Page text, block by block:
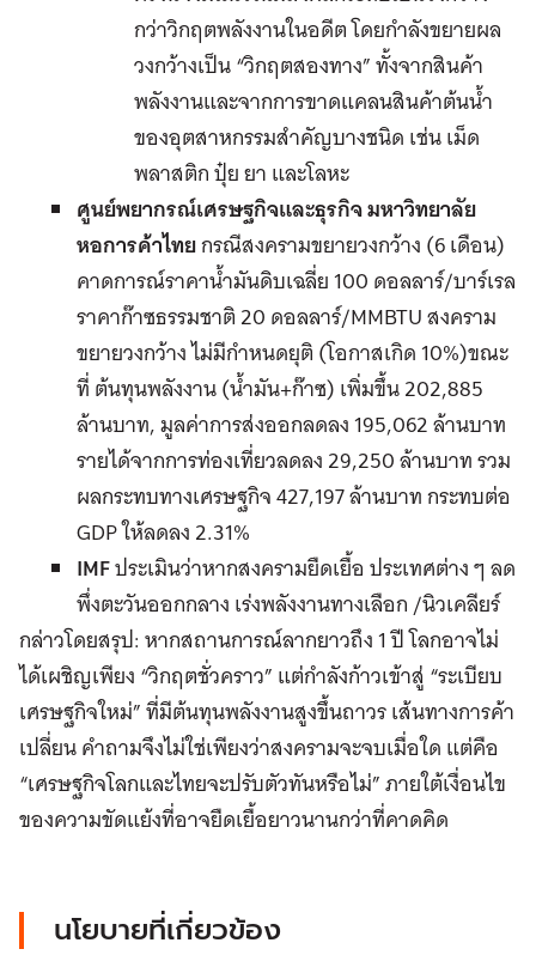
กว่าวิกฤตพลังงานในอดีต โดยกำลังขยายผล
วงกว้างเป็น “วิกฤตสองทาง” ทั้งจากสินค้า
พลังงานและจากการขาดแคลนสินค้าต้นน้ำ
ของอุตสาหกรรมสำคัญบางชนิด เช่น เม็ด
พลาสติก ปุ๋ย ยา และโลหะ
ศูนย์พยากรณ์เศรษฐกิจและธุรกิจ มหาวิทยาลัย
หอการค้าไทยกรณีสงครามขยายวงกว้าง (6 เดือน)
คาดการณ์ราคาน้ำมันดิบเฉลี่ย 100 ดอลลาร์/บาร์เรล
ราคาก๊าซธรรมชาติ 20 ดอลลาร์/MMBTU สงคราม
ขยายวงกว้าง ไม่มีกำหนดยุติ (โอกาสเกิด 10%)ขณะ
ที่ ต้นทุนพลังงาน (น้ำมัน+ก๊าซ) เพิ่มขึ้น 202,885
ล้านบาท, มูลค่าการส่งออกลดลง 195,062 ล้านบาท
รายได้จากการท่องเที่ยวลดลง 29,250 ล้านบาท รวม
ผลกระทบทางเศรษฐกิจ 427,197 ล้านบาท กระทบต่อ
GDP ให้ลดลง 2.31%
IMFประเมินว่าหากสงครามยืดเยื้อ ประเทศต่าง ๆ ลด
พึ่งตะวันออกกลาง เร่งพลังงานทางเลือก /นิวเคลียร์
กล่าวโดยสรุป: หากสถานการณ์ลากยาวถึง 1 ปี โลกอาจไม่
ได้เผชิญเพียง “วิกฤตชั่วคราว” แต่กำลังก้าวเข้าสู่ “ระเบียบ
เศรษฐกิจใหม่” ที่มีต้นทุนพลังงานสูงขึ้นถาวร เส้นทางการค้า
เปลี่ยน คำถามจึงไม่ใช่เพียงว่าสงครามจะจบเมื่อใด แต่คือ
“เศรษฐกิจโลกและไทยจะปรับตัวทันหรือไม่” ภายใต้เงื่อนไข
ของความขัดแย้งที่อาจยืดเยื้อยาวนานกว่าที่คาดคิด
นโยบายที่เกี่ยวข้อง